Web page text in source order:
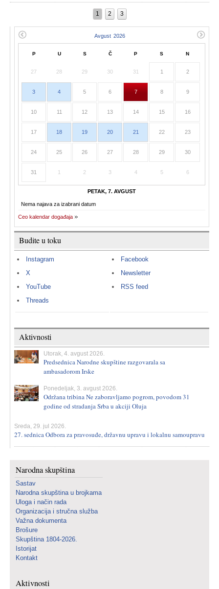
1 2 3
P U S Č P S N
27 28 29 30 31 1 2
3 4 5 6 7 8 9
10 11 12 13 14 15 16
17 18 19 20 21 22 23
24 25 26 27 28 29 30
31 1 2 3 4 5 6
PETAK, 7. AVGUST
Nema najava za izabrani datum
Ceo kalendar događaja
Budite u toku
Instagram
X
YouTube
Threads
Facebook
Newsletter
RSS feed
Aktivnosti
Utorak, 4. avgust 2026.
Predsednica Narodne skupštine razgovarala sa
ambasadorom Irske
Ponedeljak, 3. avgust 2026.
Održana tribina Ne zaboravljamo pogrom, povodom 31
godine od stradanja Srba u akciji Oluja
Sreda, 29. jul 2026.
27. sednica Odbora za pravosuđe, državnu upravu i lokalnu samoupravu
Narodna skupština
Sastav
Narodna skupština u brojkama
Uloga i način rada
Organizacija i stručna služba
Važna dokumenta
Brošure
Skupština 1804-2026.
Istorijat
Kontakt
Aktivnosti